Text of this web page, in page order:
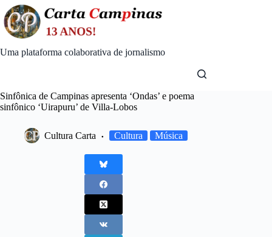
Skip
to
content
Uma plataforma colaborativa de jornalismo
Sinfônica de Campinas apresenta ‘Ondas’ e poema
sinfônico ‘Uirapuru’ de Villa-Lobos
Cultura Carta Cultura Música